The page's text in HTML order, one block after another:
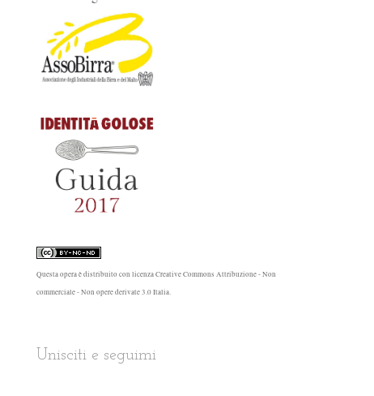
Questa opera è distribuito con licenza Creative Commons Attribuzione - Non
commerciale - Non opere derivate 3.0 Italia.
Unisciti e seguimi